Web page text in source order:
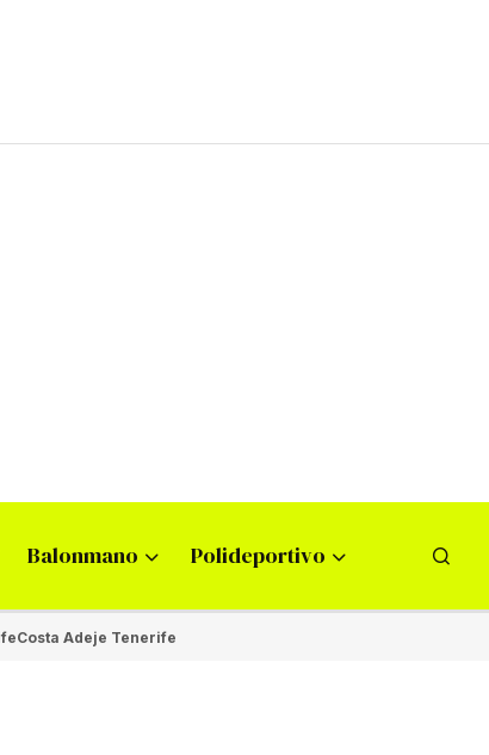
Balonmano Polideportivo
Costa Adeje Tenerife